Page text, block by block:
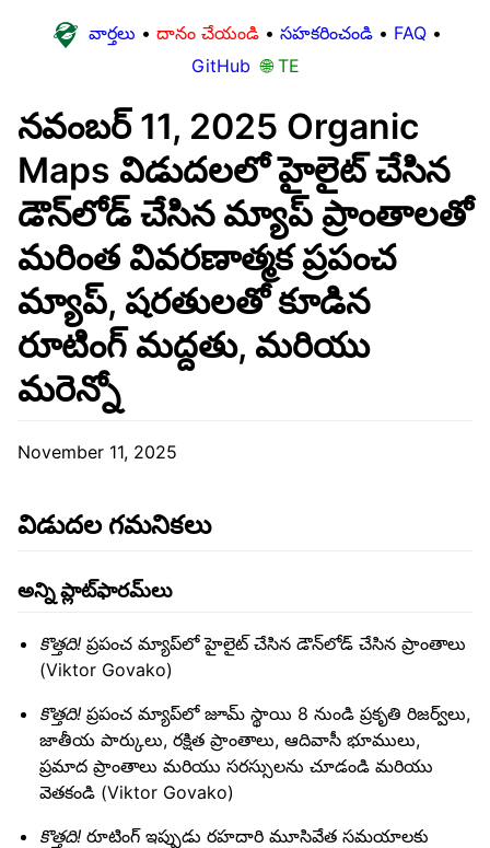
వార్తలు • దానం చేయండి • సహకరించండి • FAQ •
GitHub 🌐 TE
నవంబర్ 11, 2025 Organic
Maps విడుదలలో హైలైట్ చేసిన
డౌన్‌లోడ్ చేసిన మ్యాప్ ప్రాంతాలతో
మరింత వివరణాత్మక ప్రపంచ
మ్యాప్, షరతులతో కూడిన
రూటింగ్ మద్దతు, మరియు
మరెన్నో
November 11, 2025
విడుదల గమనికలు
అన్ని ప్లాట్‌ఫారమ్‌లు
కొత్తది! ప్రపంచ మ్యాప్‌లో హైలైట్ చేసిన డౌన్‌లోడ్ చేసిన ప్రాంతాలు
(Viktor Govako)
కొత్తది! ప్రపంచ మ్యాప్‌లో జూమ్ స్థాయి 8 నుండి ప్రకృతి రిజర్వ్‌లు,
జాతీయ పార్కులు, రక్షిత ప్రాంతాలు, ఆదివాసీ భూములు,
ప్రమాద ప్రాంతాలు మరియు సరస్సులను చూడండి మరియు
వెతకండి (Viktor Govako)
కొత్తది! రూటింగ్ ఇప్పుడు రహదారి మూసివేత సమయాలకు